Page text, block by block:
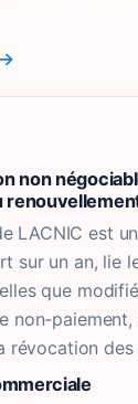
non
LACNIC est
sur un an, lie
que
non-
révocation des